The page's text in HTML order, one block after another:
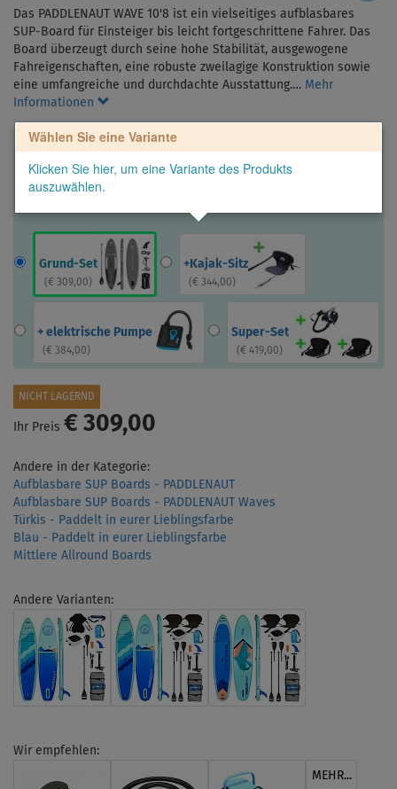
Das PADDLENAUT WAVE 10'8 ist ein vielseitiges aufblasbares
SUP-Board für Einsteiger bis leicht fortgeschrittene Fahrer. Das
Board überzeugt durch seine hohe Stabilität, ausgewogene
Fahreigenschaften, eine robuste zweilagige Konstruktion sowie
eine umfangreiche und durchdachte Ausstattung.… Mehr
Informationen
Wählen Sie eine Variante
Klicken Sie hier, um eine Variante des Produkts
auszuwählen.
Grund-Set
( € 309,00)
+Kajak-Sitz
( € 344,00)
+ elektrische Pumpe
( € 384,00)
Super-Set
( € 419,00)
NICHT LAGERND
Ihr Preis € 309,00
Andere in der Kategorie:
Aufblasbare SUP Boards - PADDLENAUT
Aufblasbare SUP Boards - PADDLENAUT Waves
Türkis - Paddelt in eurer Lieblingsfarbe
Blau - Paddelt in eurer Lieblingsfarbe
Mittlere Allround Boards
Andere Varianten:
Wir empfehlen:
MEHR...